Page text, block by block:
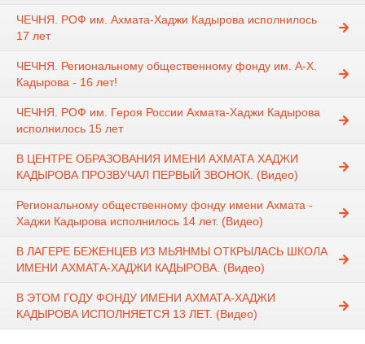
ЧЕЧНЯ. РОФ им. Ахмата-Хаджи Кадырова исполнилось
17 лет
ЧЕЧНЯ. Региональному общественному фонду им. А-Х.
Кадырова - 16 лет!
ЧЕЧНЯ. РОФ им. Героя России Ахмата-Хаджи Кадырова
исполнилось 15 лет
В ЦЕНТРЕ ОБРАЗОВАНИЯ ИМЕНИ АХМАТА ХАДЖИ
КАДЫРОВА ПРОЗВУЧАЛ ПЕРВЫЙ ЗВОНОК. (Видео)
Региональному общественному фонду имени Ахмата -
Хаджи Кадырова исполнилось 14 лет. (Видео)
В ЛАГЕРЕ БЕЖЕНЦЕВ ИЗ МЬЯНМЫ ОТКРЫЛАСЬ ШКОЛА
ИМЕНИ АХМАТА-ХАДЖИ КАДЫРОВА. (Видео)
В ЭТОМ ГОДУ ФОНДУ ИМЕНИ АХМАТА-ХАДЖИ
КАДЫРОВА ИСПОЛНЯЕТСЯ 13 ЛЕТ. (Видео)